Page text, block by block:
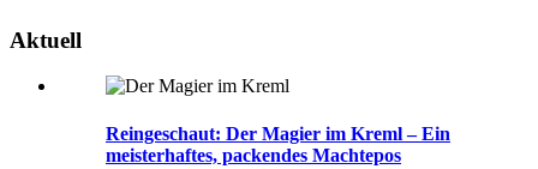
Aktuell
Reingeschaut: Der Magier im Kreml – Ein
meisterhaftes, packendes Machtepos